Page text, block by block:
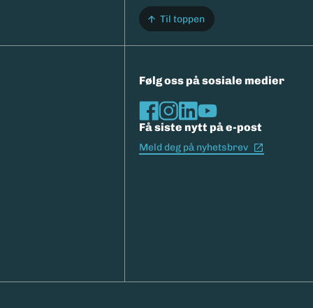
Til toppen
Følg oss på sosiale medier
Få siste nytt på e-post
Meld deg på nyhetsbrev